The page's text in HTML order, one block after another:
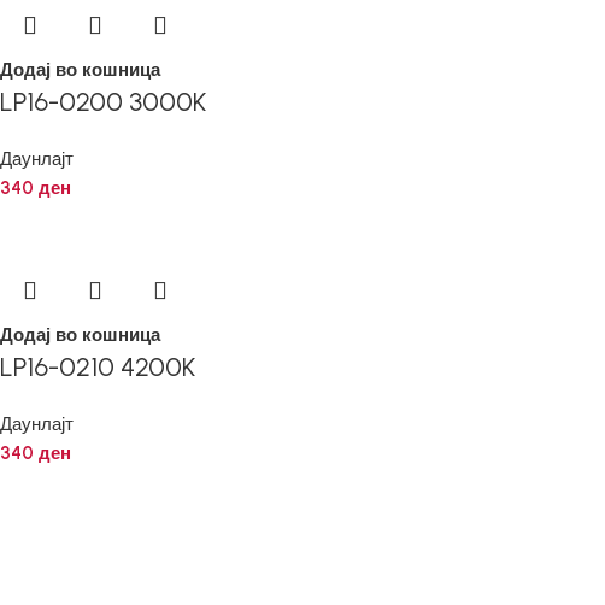
Додај во кошница
LP16-0200 3000K
Даунлајт
340 ден
Додај во кошница
LP16-0210 4200K
Даунлајт
340 ден